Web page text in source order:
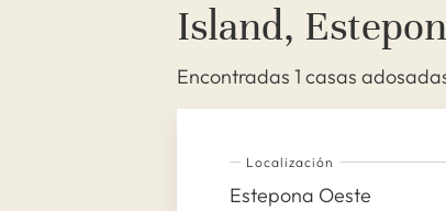
Island,
Encontradas 1 casas
Localización
Estepona Oeste